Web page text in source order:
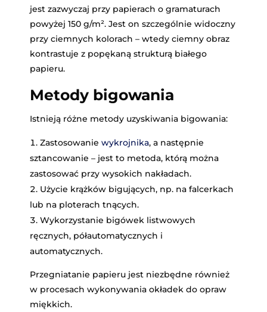
jest zazwyczaj przy papierach o gramaturach
powyżej 150 g/m². Jest on szczególnie widoczny
przy ciemnych kolorach – wtedy ciemny obraz
kontrastuje z popękaną strukturą białego
papieru.
Metody bigowania
Istnieją różne metody uzyskiwania bigowania:
Zastosowanie wykrojnika, a następnie
sztancowanie – jest to metoda, którą można
zastosować przy wysokich nakładach.
Użycie krążków bigujących, np. na falcerkach
lub na ploterach tnących.
Wykorzystanie bigówek listwowych
ręcznych, półautomatycznych i
automatycznych.
Przegniatanie papieru jest niezbędne również
w procesach wykonywania okładek do opraw
miękkich.